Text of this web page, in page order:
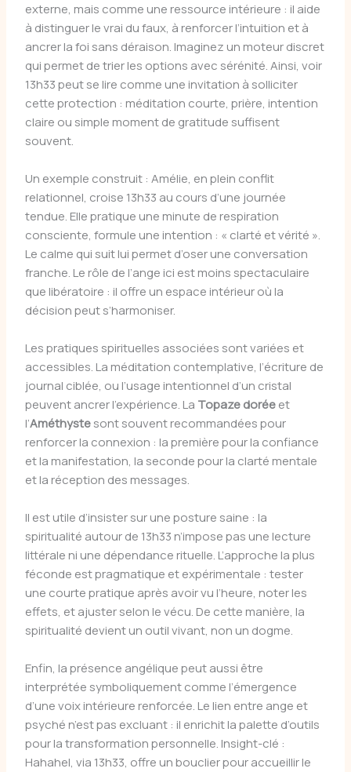
externe, mais comme une ressource intérieure : il aide
à distinguer le vrai du faux, à renforcer l’intuition et à
ancrer la foi sans déraison. Imaginez un moteur discret
qui permet de trier les options avec sérénité. Ainsi, voir
13h33 peut se lire comme une invitation à solliciter
cette protection : méditation courte, prière, intention
claire ou simple moment de gratitude suffisent
souvent.
Un exemple construit : Amélie, en plein conflit
relationnel, croise 13h33 au cours d’une journée
tendue. Elle pratique une minute de respiration
consciente, formule une intention : « clarté et vérité ».
Le calme qui suit lui permet d’oser une conversation
franche. Le rôle de l’ange ici est moins spectaculaire
que libératoire : il offre un espace intérieur où la
décision peut s’harmoniser.
Les pratiques spirituelles associées sont variées et
accessibles. La méditation contemplative, l’écriture de
journal ciblée, ou l’usage intentionnel d’un cristal
peuvent ancrer l’expérience. La Topaze doréeet
l’Améthystesont souvent recommandées pour
renforcer la connexion : la première pour la confiance
et la manifestation, la seconde pour la clarté mentale
et la réception des messages.
Il est utile d’insister sur une posture saine : la
spiritualité autour de 13h33 n’impose pas une lecture
littérale ni une dépendance rituelle. L’approche la plus
féconde est pragmatique et expérimentale : tester
une courte pratique après avoir vu l’heure, noter les
effets, et ajuster selon le vécu. De cette manière, la
spiritualité devient un outil vivant, non un dogme.
Enfin, la présence angélique peut aussi être
interprétée symboliquement comme l’émergence
d’une voix intérieure renforcée. Le lien entre ange et
psyché n’est pas excluant : il enrichit la palette d’outils
pour la transformation personnelle. Insight-clé :
Hahahel, via 13h33, offre un bouclier pour accueillir le